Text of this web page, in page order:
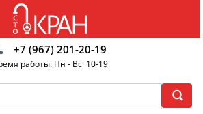
+7 (967) 201-20-19
работы: Пн - Вс 10-19